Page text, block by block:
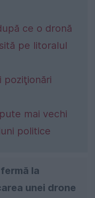
ce o dronă
pe litoralul
poziţionări
mai vechi
politice
la
unei drone